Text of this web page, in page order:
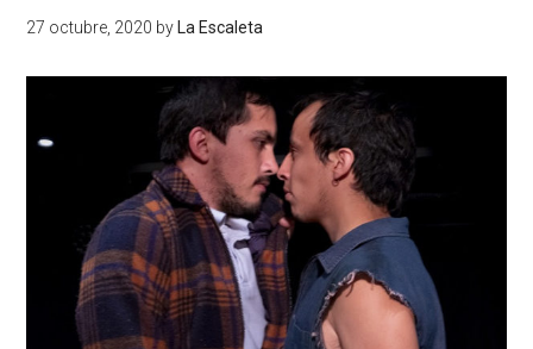
27 octubre, 2020 by La Escaleta